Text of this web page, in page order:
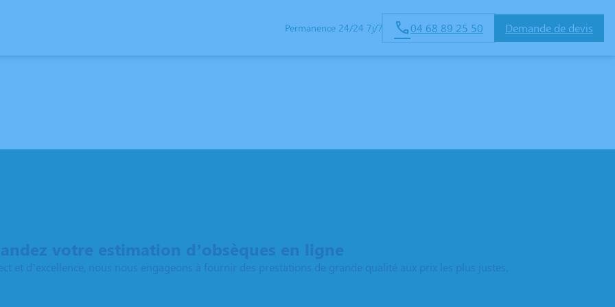
Permanence 24/24 7j/7 04 68 89 25 50 Demande de devis
votre estimation d’obsèques en ligne
et d’excellence, nous nous engageons à fournir des prestations de grande qualité aux prix les plus justes.